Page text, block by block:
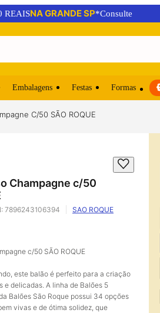
REAISNA GRANDE SP*Consulte
Embalagens Festas Formas
C/50 SÃO ROQUE
Champagne c/50
7896243106394 SAO ROQUE
c/50 SÃO ROQUE
este balão é perfeito para a criação
e delicadas. A linha de Balões 5
Balões São Roque possui 34 opções
vivas e de ótima solidez, que